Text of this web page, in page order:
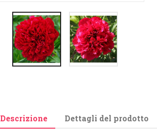
Descrizione Dettagli del prodotto